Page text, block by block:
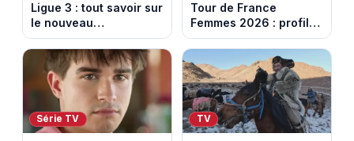
Ligue 3 : tout savoir sur
le nouveau
championnat qui
succède au National
Tour de France
Femmes 2026 : profil
et horaires de la 7e
étape entre La Voulte-
sur-Rhône et le Mont
Ventoux
Série TV TV